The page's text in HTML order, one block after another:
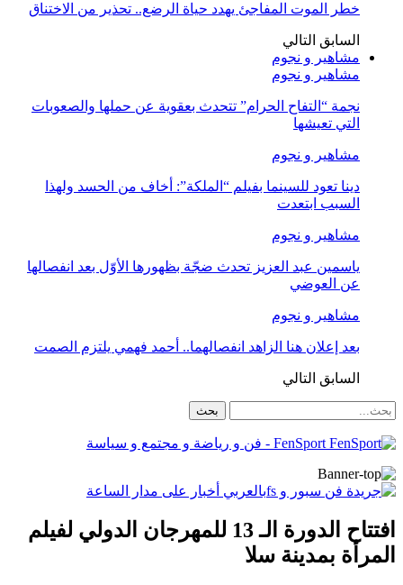
خطر الموت المفاجئ يهدد حياة الرضع.. تحذير من الاختناق
السابق التالي
مشاهير و نجوم
مشاهير و نجوم
نجمة “التفاح الحرام” تتحدث بعقوية عن حملها والصعوبات
التي تعيشها
مشاهير و نجوم
دينا تعود للسينما بفيلم “الملكة”: أخاف من الحسد ولهذا
السبب ابتعدت
مشاهير و نجوم
ياسمين عبد العزيز تحدث ضجّة بظهورها الأوّل بعد انفصالها
عن العوضي
مشاهير و نجوم
بعد إعلان هنا الزاهد انفصالهما.. أحمد فهمي يلتزم الصمت
السابق التالي
FenSport - فن و رياضة و مجتمع و سياسة
افتتاح الدورة الـ 13 للمهرجان الدولي لفيلم
المرأة بمدينة سلا